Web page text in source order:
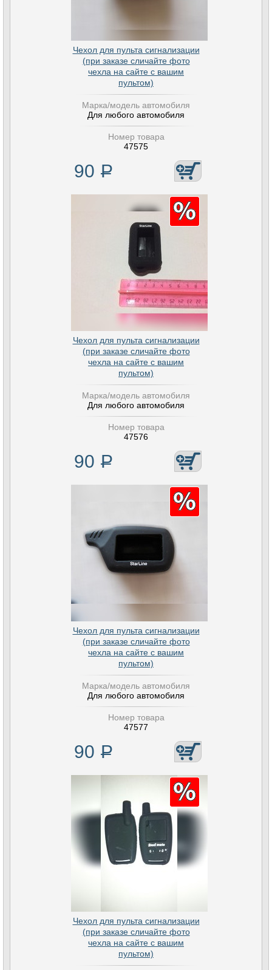
Чехол для пульта сигнализации
(при заказе сличайте фото
чехла на сайте с вашим
пультом)
Марка/модель автомобиля
Для любого автомобиля
Номер товара
47575
90 Р
Чехол для пульта сигнализации
(при заказе сличайте фото
чехла на сайте с вашим
пультом)
Марка/модель автомобиля
Для любого автомобиля
Номер товара
47576
90 Р
Чехол для пульта сигнализации
(при заказе сличайте фото
чехла на сайте с вашим
пультом)
Марка/модель автомобиля
Для любого автомобиля
Номер товара
47577
90 Р
Чехол для пульта сигнализации
(при заказе сличайте фото
чехла на сайте с вашим
пультом)